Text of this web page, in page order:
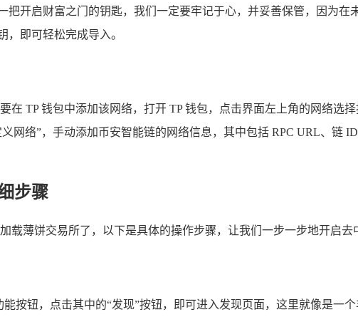
把开启财富之门的钥匙，我们一定要牢记于心，并妥善保管，因为在
即可轻松完成导入。
在 TP 钱包中添加该网络，打开 TP 钱包，点击界面左上角的网络选
络”，手动添加币安智能链的网络信息，其中包括 RPC URL、链 ID
步骤
载薄饼交易所了，以下是具体的操作步骤，让我们一步一步地开启去
按钮，点击其中的“发现”按钮，即可进入发现页面，这里就像是一